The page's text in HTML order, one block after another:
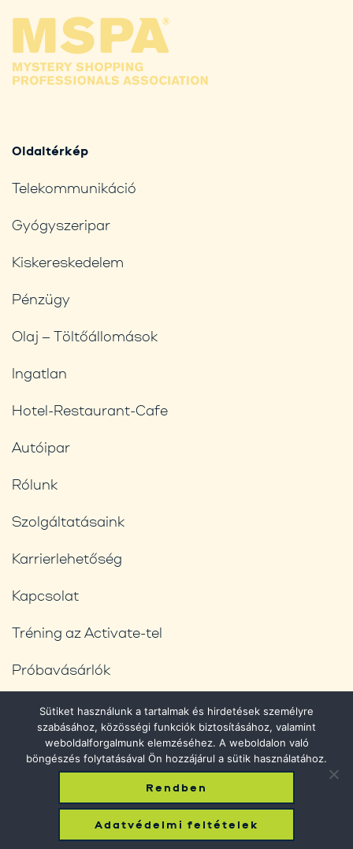
Oldaltérkép
Telekommunikáció
Gyógyszeripar
Kiskereskedelem
Pénzügy
Olaj – Töltőállomások
Ingatlan
Hotel-Restaurant-Cafe
Autóipar
Rólunk
Szolgáltatásaink
Karrierlehetőség
Kapcsolat
Tréning az Activate-tel
Próbavásárlók
Blog
Adatvédelmi feltételek
© 2026 Phantom Shopping. All Rights Reserved.
Sütiket használunk a tartalmak és hirdetések személyre
szabásához, közösségi funkciók biztosításához, valamint
weboldalforgalmunk elemzéséhez. A weboldalon való
böngészés folytatásával Ön hozzájárul a sütik használatához.
Rendben
Adatvédelmi feltételek